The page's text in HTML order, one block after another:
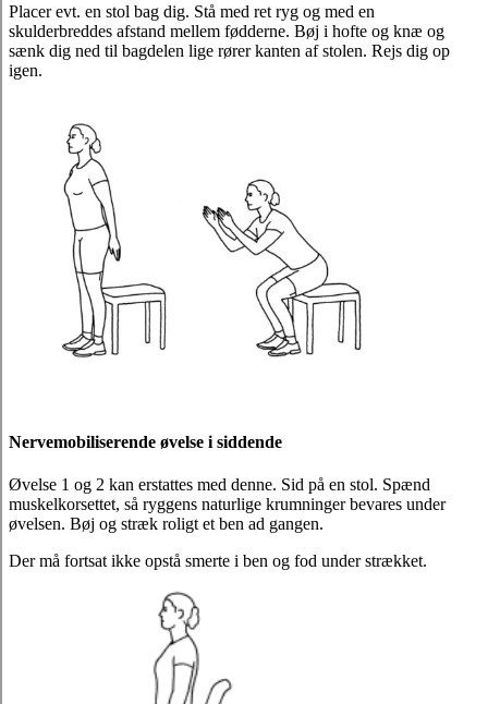
Placer evt. en stol bag dig. Stå med ret ryg og med en
skulderbreddes afstand mellem fødderne. Bøj i hofte og knæ og
sænk dig ned til bagdelen lige rører kanten af stolen. Rejs dig op
igen.
Nervemobiliserende øvelse i siddende
Øvelse 1 og 2 kan erstattes med denne. Sid på en stol. Spænd
muskelkorsettet, så ryggens naturlige krumninger bevares under
øvelsen. Bøj og stræk roligt et ben ad gangen.
Der må fortsat ikke opstå smerte i ben og fod under strækket.